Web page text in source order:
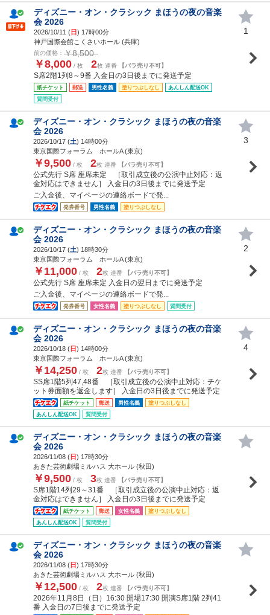
ディズニー・オン・クラシック まほうの夜の音楽
会 2026
2026/10/11 (日) 17時00分
神戸国際会館こくさいホール (兵庫)
前の価格： ￥8,500
￥8,000 / 枚 2枚 連番 【バラ売り不可】
S席2階1列8～9番 入金日の3日後までに発送予定
紙チケット 郵送 男性名義 塗りつぶしなし
あんしん配送OK
質問受付
1
ディズニー・オン・クラシック まほうの夜の音楽
会 2026
2026/10/17 (土) 14時00分
東京国際フォーラム ホールA (東京)
￥9,500 / 枚 2枚 連番 【バラ売り不可】
公式先行 S席 座席未定 ［取引成立後の公演中止対応：返
金対応はできません］ 入金日の3日後までに発送予定
ご入金後、マイページの連絡ボードで発...
発券番号 男性名義 塗りつぶしなし
3
ディズニー・オン・クラシック まほうの夜の音楽
会 2026
2026/10/17 (土) 18時30分
東京国際フォーラム ホールA (東京)
￥11,000 / 枚 2枚 連番 【バラ売り不可】
公式先行 S席 座席未定 入金日の翌日までに発送予定
ご入金後、マイページの連絡ボードで発...
発券番号 女性名義 塗りつぶしなし 質問受付
2
ディズニー・オン・クラシック まほうの夜の音楽
会 2026
2026/10/18 (日) 14時00分
東京国際フォーラム ホールA (東京)
￥14,250 / 枚 2枚 連番 【バラ売り不可】
SS席1階5列47,48番 ［取引成立後の公演中止対応：チケ
ット券面額を返金します］ 入金日の3日後までに発送予定
紙チケット 郵送 男性名義
塗りつぶしなし
あんしん配送OK
質問受付
4
ディズニー・オン・クラシック まほうの夜の音楽
会 2026
2026/11/08 (日) 17時30分
あきた芸術劇場ミルハス 大ホール (秋田)
￥9,500 / 枚 3枚 連番 【バラ売り不可】
S席1階14列29～31番 ［取引成立後の公演中止対応：返
金対応はできません］ 入金日の3日後までに発送予定
紙チケット 郵送 女性名義
塗りつぶしなし
あんしん配送OK
質問受付
ディズニー・オン・クラシック まほうの夜の音楽
会 2026
2026/11/08 (日) 17時30分
あきた芸術劇場ミルハス 大ホール (秋田)
￥12,500 / 枚 2枚 連番 【バラ売り不可】
2026年11月8日（日）16:30 開場17:30 開演S席1階 2列41
番 入金日の7日後までに発送予定